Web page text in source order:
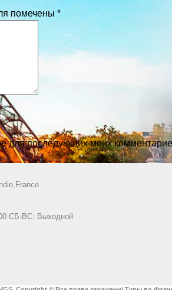
помечены *
для последующих моих
СБ-ВС: Выходной